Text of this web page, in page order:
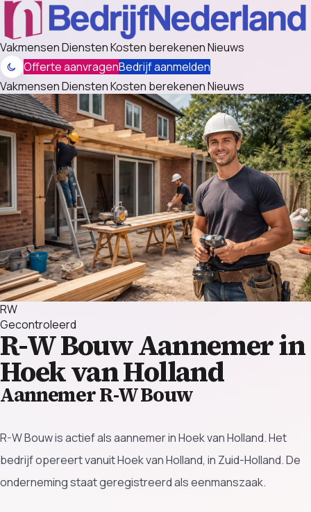
VakmensenDienstenKosten berekenenNieuws
Offerte aanvragenBedrijf aanmelden
VakmensenDienstenKosten berekenenNieuws
RW
Gecontroleerd
R-W BouwAannemer in
Hoek van Holland
Aannemer R-W Bouw
R-W Bouw is actief als aannemer in Hoek van Holland. Het
bedrijf opereert vanuit Hoek van Holland, in Zuid-Holland. De
onderneming staat geregistreerd als eenmanszaak.